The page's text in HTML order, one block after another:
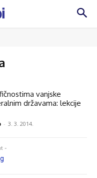
-
vanjske
državama: lekcije
- 3. 3. 2014.